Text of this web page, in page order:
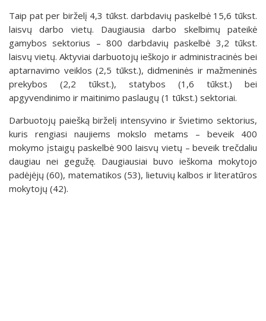
Taip pat per birželį 4,3 tūkst. darbdavių paskelbė 15,6 tūkst.
laisvų darbo vietų. Daugiausia darbo skelbimų pateikė
gamybos sektorius – 800 darbdavių paskelbė 3,2 tūkst.
laisvų vietų. Aktyviai darbuotojų ieškojo ir administracinės bei
aptarnavimo veiklos (2,5 tūkst.), didmeninės ir mažmeninės
prekybos (2,2 tūkst.), statybos (1,6 tūkst.) bei
apgyvendinimo ir maitinimo paslaugų (1 tūkst.) sektoriai.
Darbuotojų paiešką birželį intensyvino ir švietimo sektorius,
kuris rengiasi naujiems mokslo metams – beveik 400
mokymo įstaigų paskelbė 900 laisvų vietų – beveik trečdaliu
daugiau nei gegužę. Daugiausiai buvo ieškoma mokytojo
padėjėjų (60), matematikos (53), lietuvių kalbos ir literatūros
mokytojų (42).